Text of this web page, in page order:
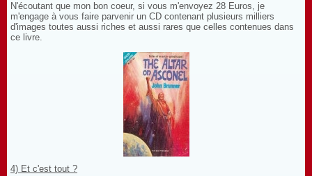
N'écoutant que mon bon coeur, si vous m'envoyez 28 Euros, je
m'engage à vous faire parvenir un CD contenant plusieurs milliers
d'images toutes aussi riches et aussi rares que celles contenues dans
ce livre.
4) Et c'est tout ?